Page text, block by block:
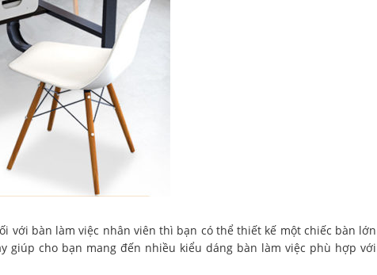
với bàn làm việc nhân viên thì bạn có thể thiết kế một chiếc bàn lớn
giúp cho bạn mang đến nhiều kiểu dáng bàn làm việc phù hợp với